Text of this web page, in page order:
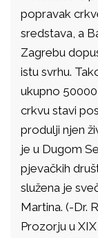
popravak
sredstava, a
Zagrebu
istu svrhu.
ukupno
crkvu stavi
produlji njen
je u Dugom
pjevačkih
služena je
Martina. (-Dr.
Prozorju u